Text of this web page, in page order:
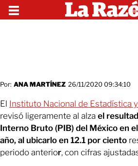
Por: ANA MARTÍNEZ 26/11/2020 09:34:10
El Instituto Nacional de Estadística
revisó ligeramente al alza el
Interno Bruto (PIB) del México en
año, al ubicarlo en 12.1 por ciento
periodo anterior, con cifras